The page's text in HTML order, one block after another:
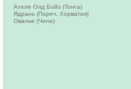
Ателе Олд Бойз (Тонга)
Ядрань (Пореч, Хорватия)
Овалье (Чили)